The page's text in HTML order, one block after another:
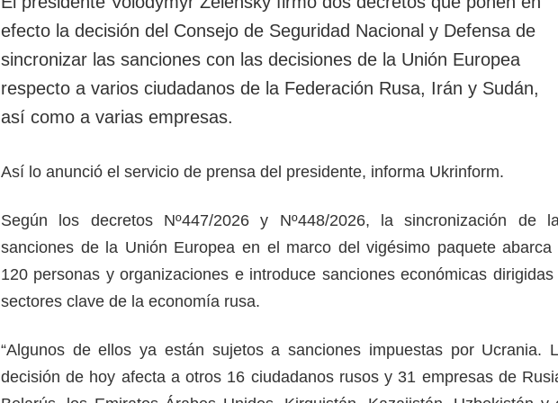
efecto la decisión del Consejo de Seguridad Nacional y Defensa de
sincronizar las sanciones con las decisiones de la Unión Europea
respecto a varios ciudadanos de la Federación Rusa, Irán y Sudán,
así como a varias empresas.
Así lo anunció el servicio de prensa del presidente, informa Ukrinform.
Según los decretos Nº447/2026 y Nº448/2026, la sincronización de
sanciones de la Unión Europea en el marco del vigésimo paquete abarca
120 personas y organizaciones e introduce sanciones económicas dirigidas
sectores clave de la economía rusa.
“Algunos de ellos ya están sujetos a sanciones impuestas por Ucrania.
decisión de hoy afecta a otros 16 ciudadanos rusos y 31 empresas de